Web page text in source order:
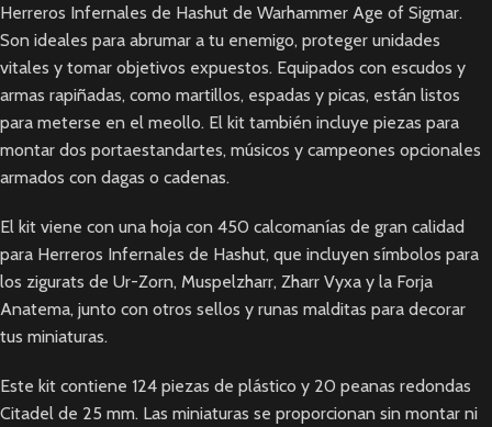
Herreros Infernales de Hashut de Warhammer Age of Sigmar.
Son ideales para abrumar a tu enemigo, proteger unidades
vitales y tomar objetivos expuestos. Equipados con escudos y
armas rapiñadas, como martillos, espadas y picas, están listos
para meterse en el meollo. El kit también incluye piezas para
montar dos portaestandartes, músicos y campeones opcionales
armados con dagas o cadenas.
El kit viene con una hoja con 450 calcomanías de gran calidad
para Herreros Infernales de Hashut, que incluyen símbolos para
los zigurats de Ur-Zorn, Muspelzharr, Zharr Vyxa y la Forja
Anatema, junto con otros sellos y runas malditas para decorar
tus miniaturas.
Este kit contiene 124 piezas de plástico y 20 peanas redondas
Citadel de 25 mm. Las miniaturas se proporcionan sin montar ni